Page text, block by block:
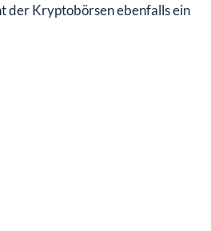
der Kryptobörsen ebenfalls ein